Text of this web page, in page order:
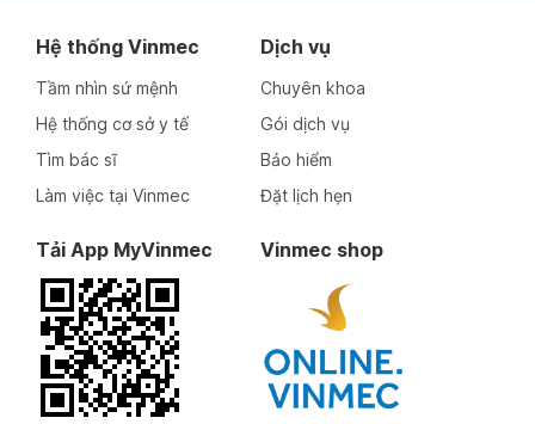
Hệ thống Vinmec
Tầm nhìn sứ mệnh
Hệ thống cơ sở y tế
Tìm bác sĩ
Làm việc tại Vinmec
Dịch vụ
Chuyên khoa
Gói dịch vụ
Bảo hiểm
Đặt lịch hẹn
Tải App MyVinmec Vinmec shop